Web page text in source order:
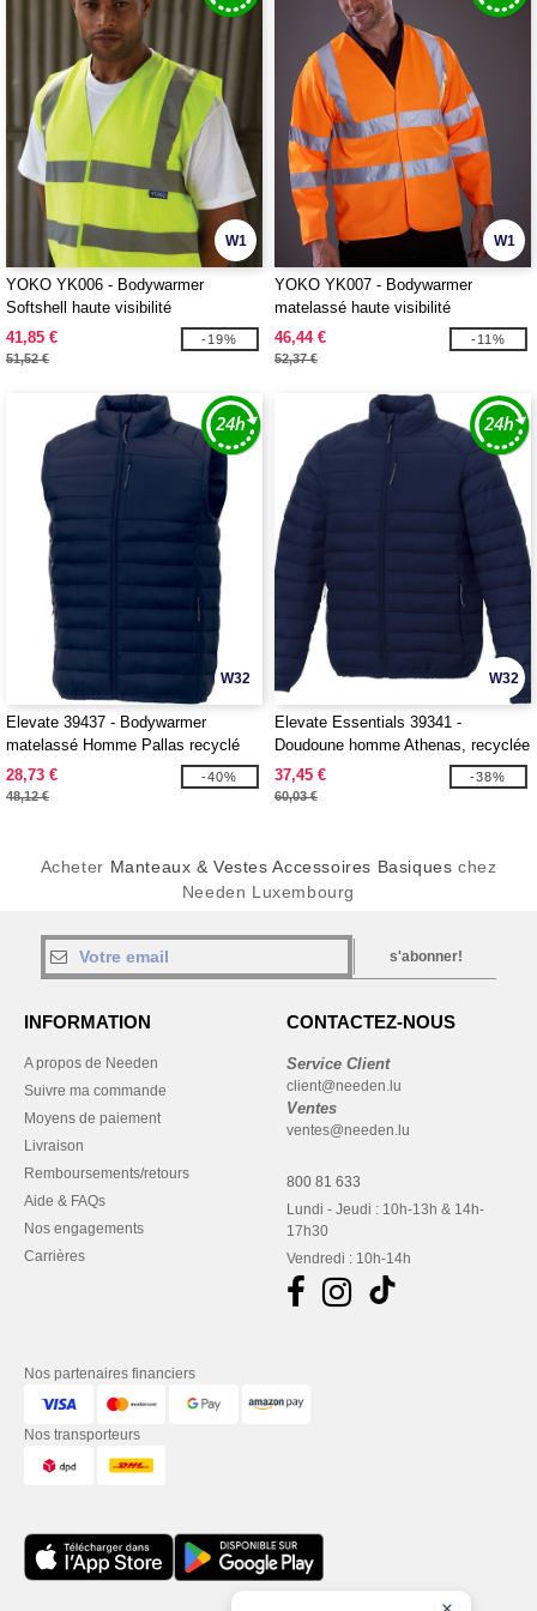
W1
YOKO YK006 - Bodywarmer
Softshell haute visibilité
41,85 €
51,52 €
-19%
W1
YOKO YK007 - Bodywarmer
matelassé haute visibilité
46,44 €
52,37 €
-11%
W32
Elevate 39437 - Bodywarmer
matelassé Homme Pallas recyclé
28,73 €
48,12 €
-40%
W32
Elevate Essentials 39341 -
Doudoune homme Athenas, recyclée
37,45 €
60,03 €
-38%
Acheter Manteaux & Vestes Accessoires Basiques chez
Needen Luxembourg
s'abonner!
INFORMATION
A propos de Needen
Suivre ma commande
Moyens de paiement
Livraison
Remboursements/retours
Aide & FAQs
Nos engagements
Carrières
CONTACTEZ-NOUS
Service Client
client@needen.lu
Ventes
ventes@needen.lu
800 81 633
Lundi - Jeudi : 10h-13h & 14h-
17h30
Vendredi : 10h-14h
Nos partenaires financiers
Nos transporteurs